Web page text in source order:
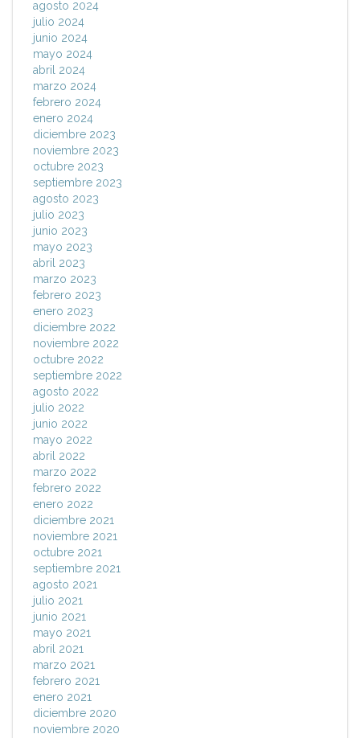
agosto 2024
julio 2024
junio 2024
mayo 2024
abril 2024
marzo 2024
febrero 2024
enero 2024
diciembre 2023
noviembre 2023
octubre 2023
septiembre 2023
agosto 2023
julio 2023
junio 2023
mayo 2023
abril 2023
marzo 2023
febrero 2023
enero 2023
diciembre 2022
noviembre 2022
octubre 2022
septiembre 2022
agosto 2022
julio 2022
junio 2022
mayo 2022
abril 2022
marzo 2022
febrero 2022
enero 2022
diciembre 2021
noviembre 2021
octubre 2021
septiembre 2021
agosto 2021
julio 2021
junio 2021
mayo 2021
abril 2021
marzo 2021
febrero 2021
enero 2021
diciembre 2020
noviembre 2020